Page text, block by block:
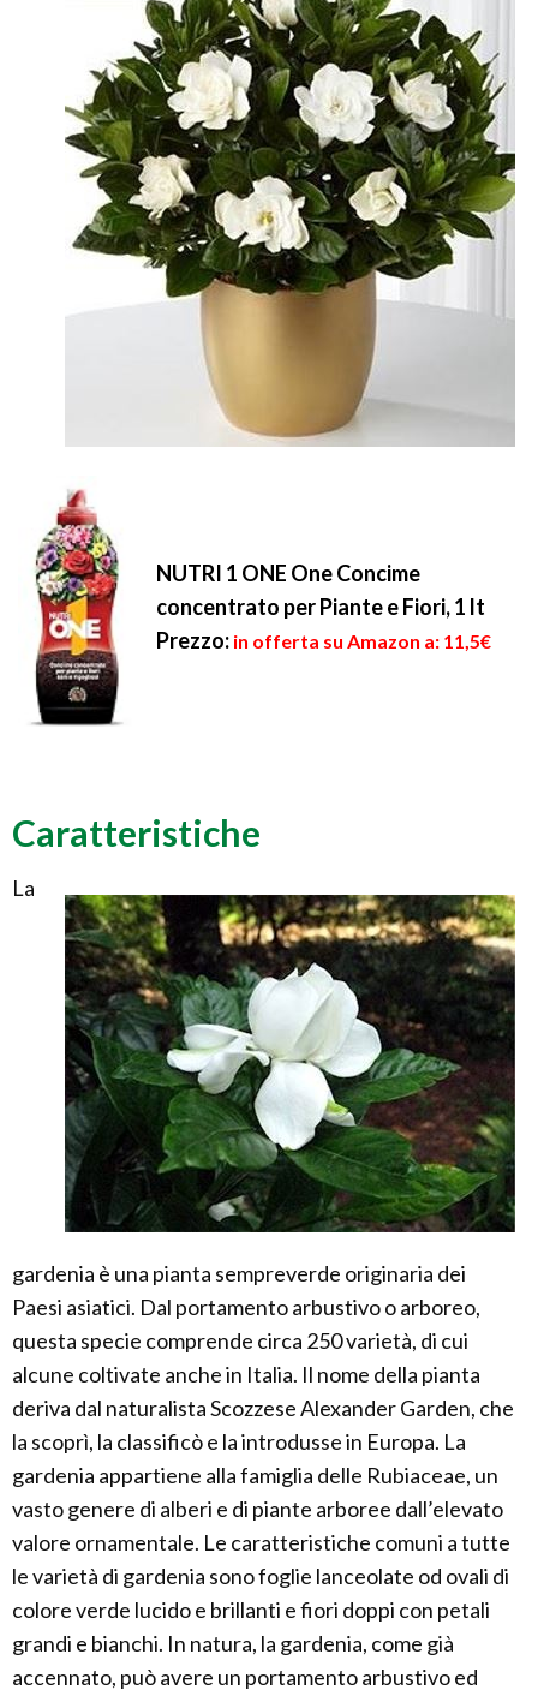
NUTRI 1 ONE One Concime
concentrato per Piante e Fiori, 1 lt
Prezzo: in offerta su Amazon a: 11,5€
Caratteristiche
La
gardenia è una pianta sempreverde originaria dei
Paesi asiatici. Dal portamento arbustivo o arboreo,
questa specie comprende circa 250 varietà, di cui
alcune coltivate anche in Italia. Il nome della pianta
deriva dal naturalista Scozzese Alexander Garden, che
la scoprì, la classificò e la introdusse in Europa. La
gardenia appartiene alla famiglia delle Rubiaceae, un
vasto genere di alberi e di piante arboree dall’elevato
valore ornamentale. Le caratteristiche comuni a tutte
le varietà di gardenia sono foglie lanceolate od ovali di
colore verde lucido e brillanti e fiori doppi con petali
grandi e bianchi. In natura, la gardenia, come già
accennato, può avere un portamento arbustivo ed